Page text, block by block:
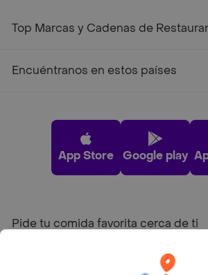
Top Marcas y Cadenas de
Encuéntranos en estos países
App Store Google play
Pide tu comida favorita cerca de ti